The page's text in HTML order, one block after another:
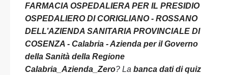
FARMACIA OSPEDALIERA PER IL PRESIDIO
OSPEDALIERO DI CORIGLIANO - ROSSANO
DELL’AZIENDA SANITARIA PROVINCIALE DI
COSENZA - Calabria - Azienda per il Governo
della Sanità della Regione
Calabria_Azienda_Zero? La banca dati di quiz